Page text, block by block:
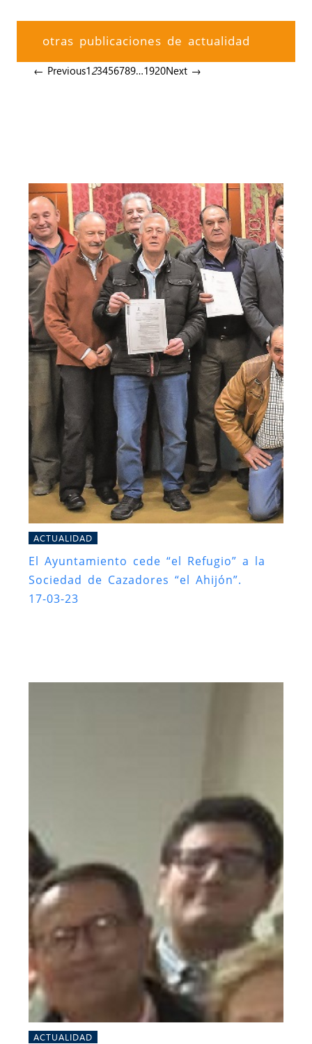
otras publicaciones de actualidad
← Previous123456789…1920Next →
ACTUALIDAD
El Ayuntamiento cede “el Refugio” a la
Sociedad de Cazadores “el Ahijón”.
17-03-23
ACTUALIDAD